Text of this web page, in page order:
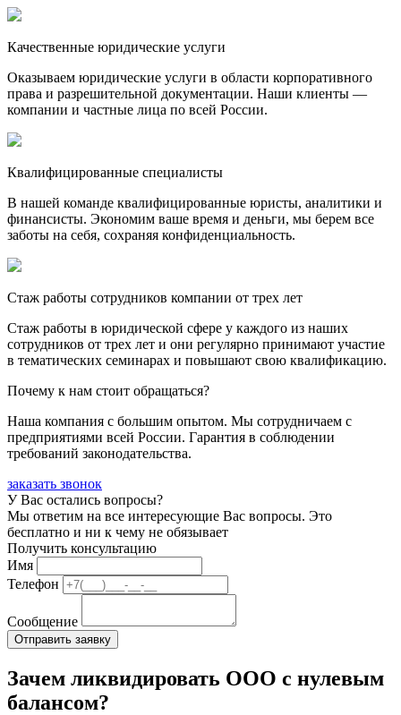
Качественные юридические услуги
Оказываем юридические услуги в области корпоративного
права и разрешительной документации. Наши клиенты —
компании и частные лица по всей России.
Квалифицированные специалисты
В нашей команде квалифицированные юристы, аналитики и
финансисты. Экономим ваше время и деньги, мы берем все
заботы на себя, сохраняя конфиденциальность.
Стаж работы сотрудников компании от трех лет
Стаж работы в юридической сфере у каждого из наших
сотрудников от трех лет и они регулярно принимают участие
в тематических семинарах и повышают свою квалификацию.
Почему к нам стоит обращаться?
Наша компания с большим опытом. Мы сотрудничаем с
предприятиями всей России. Гарантия в соблюдении
требований законодательства.
заказать звонок
У Вас остались вопросы?
Мы ответим на все интересующие Вас вопросы. Это
бесплатно и ни к чему не обязывает
Получить консультацию
Имя
Телефон
Сообщение
Зачем ликвидировать ООО с нулевым
балансом?